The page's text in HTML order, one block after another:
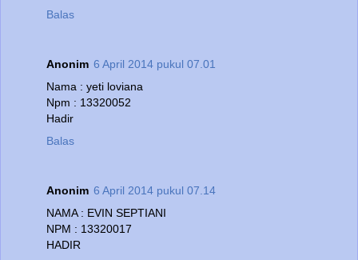
Balas
Anonim 6 April 2014 pukul 07.01
Nama : yeti loviana
Npm : 13320052
Hadir
Balas
Anonim 6 April 2014 pukul 07.14
NAMA : EVIN SEPTIANI
NPM : 13320017
HADIR